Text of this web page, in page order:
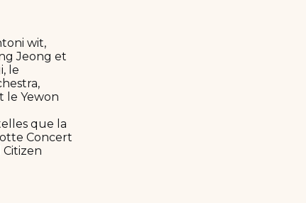
wit,
Jeong et
le
le Yewon
que la
Concert